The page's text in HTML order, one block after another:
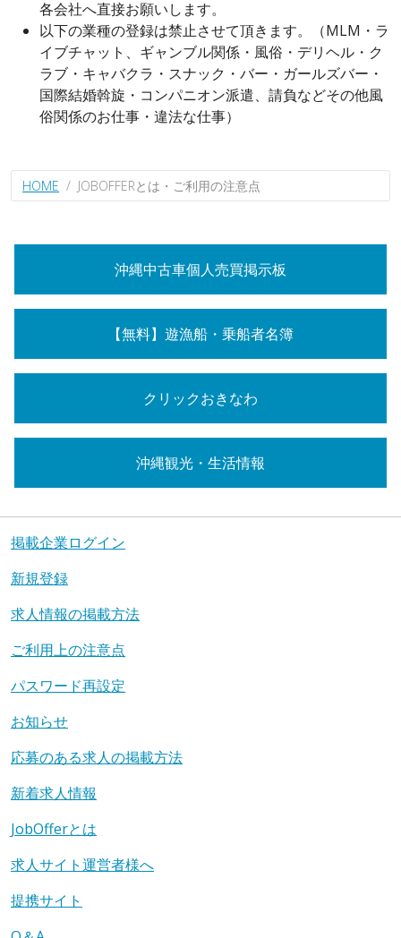
各会社へ直接お願いします。
以下の業種の登録は禁止させて頂きます。（MLM・ラ
イブチャット、ギャンブル関係・風俗・デリヘル・ク
ラブ・キャバクラ・スナック・バー・ガールズバー・
国際結婚斡旋・コンパニオン派遣、請負などその他風
俗関係のお仕事・違法な仕事）
HOME JOBOFFERとは・ご利用の注意点
沖縄中古車個人売買掲示板
【無料】遊漁船・乗船者名簿
クリックおきなわ
沖縄観光・生活情報
掲載企業ログイン
新規登録
求人情報の掲載方法
ご利用上の注意点
パスワード再設定
お知らせ
応募のある求人の掲載方法
新着求人情報
JobOfferとは
求人サイト運営者様へ
提携サイト